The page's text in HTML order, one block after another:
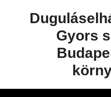
Gyors